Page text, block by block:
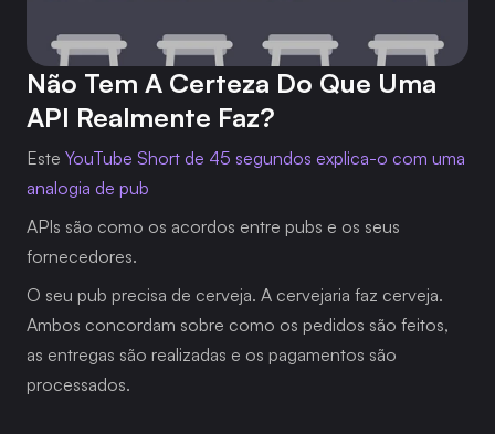
Não Tem A Certeza Do Que Uma
API Realmente Faz?
Este YouTube Short de 45 segundos explica-o com uma
analogia de pub
APIs são como os acordos entre pubs e os seus
fornecedores.
O seu pub precisa de cerveja. A cervejaria faz cerveja.
Ambos concordam sobre como os pedidos são feitos,
as entregas são realizadas e os pagamentos são
processados.